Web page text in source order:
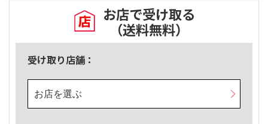
お店で受け取る
（送料無料）
受け取り店舗：
お店を選ぶ